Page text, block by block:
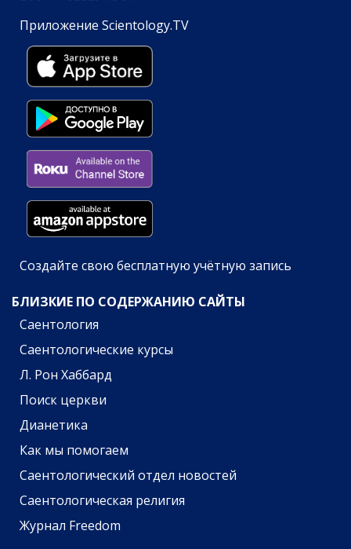
Приложение Scientology.TV
Создайте свою бесплатную учётную запись
БЛИЗКИЕ ПО СОДЕРЖАНИЮ САЙТЫ
Саентология
Саентологические курсы
Л. Рон Хаббард
Поиск церкви
Дианетика
Как мы помогаем
Саентологический отдел новостей
Саентологическая религия
Журнал Freedom